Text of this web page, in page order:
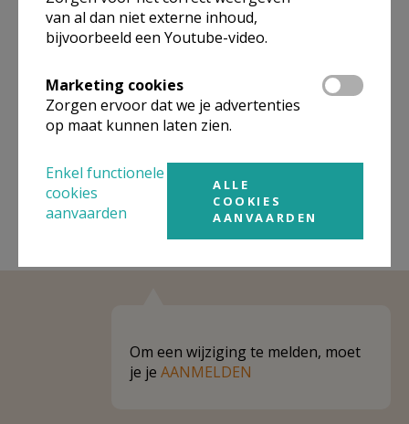
Niet gevonden wat je zocht? Hier vind je
organisaties, in de buurt.
Kerken in of nabijVinkt
Om een wijziging te melden, moet
je je AANMELDEN
van al dan niet externe inhoud,
bijvoorbeeld een Youtube-video.
Marketing cookies
Zorgen ervoor dat we je advertenties
op maat kunnen laten zien.
Enkel functionele
cookies
aanvaarden
ALLE
COOKIES
AANVAARDEN